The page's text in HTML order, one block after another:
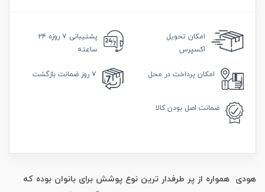
امکان تحویل
اکسپرس
پشتیبانی
۷ روزه ۲۴
ساعته
امکان پرداخت در محل ۷ روز ضمانت بازگشت
ضمانت اصل بودن کالا
هودی همواره از پر طرفدار ترین نوع پوشش برای بانوان بوده که